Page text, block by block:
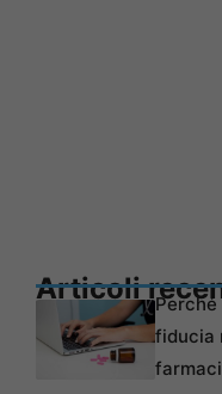
Articoli
fiducia